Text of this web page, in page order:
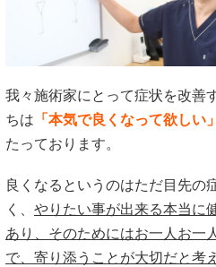
我々施術家にとって症状を改善
ちは 「本気で良くなって欲しい」
たっております。
良くなるというのはただ目先の
く、 やりたい事が出来る本当に
あり、そのためにはお一人お一
で、寄り添うことが大切だと考